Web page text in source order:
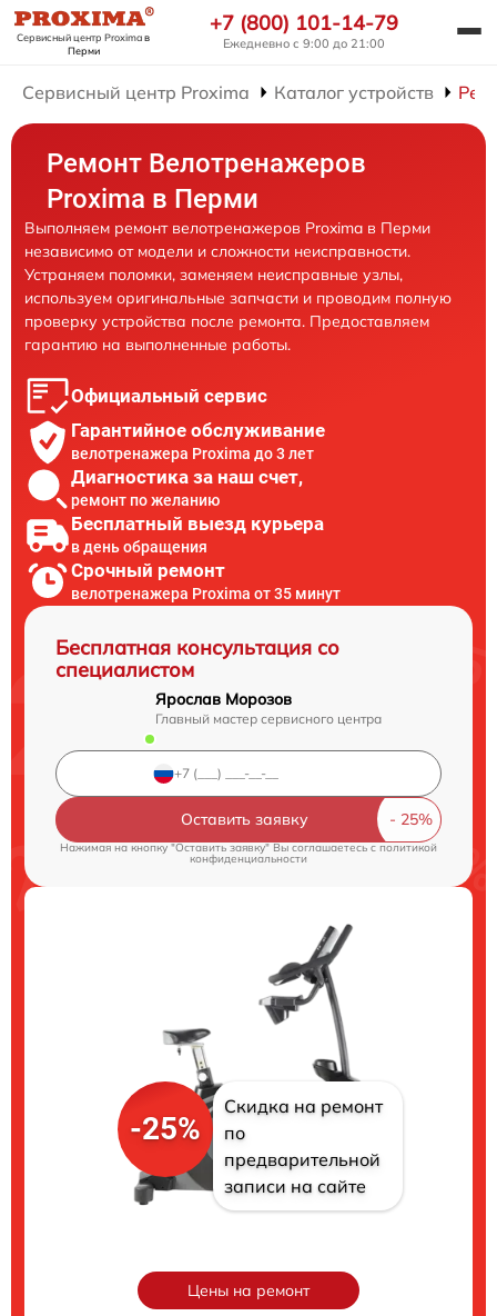
Сервисный центр Proximaв
Перми
+7 (800) 101-14-79
Ежедневно с 9:00 до 21:00
Сервисный центр Proxima Каталог устройств
Ремонт Велотренажеров
Proxima в Перми
Выполняем ремонт велотренажеров Proxima в Перми
независимо от модели и сложности неисправности.
Устраняем поломки, заменяем неисправные узлы,
используем оригинальные запчасти и проводим полную
проверку устройства после ремонта. Предоставляем
гарантию на выполненные работы.
Официальный сервис
Гарантийное обслуживание
велотренажера Proxima до 3 лет
Диагностика за наш счет,
ремонт по желанию
Бесплатный выезд курьера
в день обращения
Срочный ремонт
велотренажера Proxima от 35 минут
Бесплатная консультация со
специалистом
Ярослав Морозов
Главный мастер сервисного центра
Оставить заявку
Нажимая на кнопку "Оставить заявку" Вы соглашаетесь cполитикой
конфиденциальности
-25%
Скидка на ремонт
по
предварительной
записи на сайте
Цены на ремонт